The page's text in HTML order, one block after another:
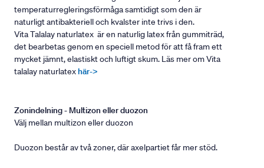
temperaturregleringsförmåga samtidigt som den är
naturligt antibakteriell och kvalster inte trivs i den.
Vita Talalay naturlatex är en naturlig latex från gummiträd,
det bearbetas genom en speciell metod för att få fram ett
mycket jämnt, elastiskt och luftigt skum. Läs mer om Vita
talalay naturlatexhär->
Zonindelning - Multizon eller duozon
Välj mellan multizon eller duozon
Duozon består av två zoner, där axelpartiet får mer stöd.